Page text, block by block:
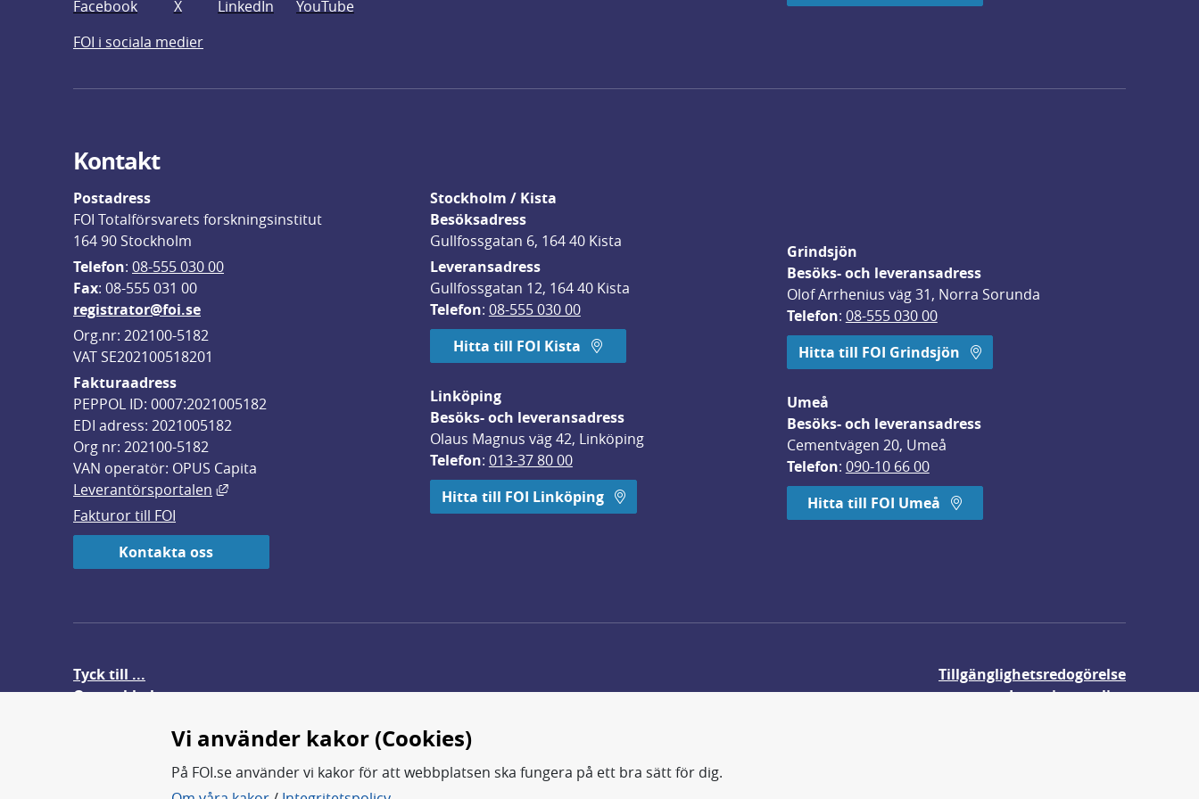
Facebook X LinkedIn
YouTube
FOI i sociala medier
Kontakt
Postadress
FOI Totalförsvarets forskningsinstitut
164 90 Stockholm
Telefon: 08-555 030 00
Fax: 08-555 031 00
registrator@foi.se
Org.nr: 202100-5182
VAT SE202100518201
Fakturaadress
PEPPOL ID: 0007:2021005182
EDI adress: 2021005182
Org nr: 202100-5182
VAN operatör: OPUS Capita
Leverantörsportalen
Länk till annan webbplats, öppnas i nytt fönster.
Fakturor till FOI
Kontakta oss
Stockholm / Kista
Besöksadress
Gullfossgatan 6, 164 40 Kista
Leveransadress
Gullfossgatan 12, 164 40 Kista
Telefon: 08-555 030 00
Hitta till FOI Kista
Linköping
Besöks- och leveransadress
Olaus Magnus väg 42, Linköping
Telefon: 013-37 80 00
Hitta till FOI Linköping
Grindsjön
Besöks- och leveransadress
Olof Arrhenius väg 31, Norra Sorunda
Telefon: 08-555 030 00
Hitta till FOI Grindsjön
Umeå
Besöks- och leveransadress
Cementvägen 20, Umeå
Telefon: 090-10 66 00
Hitta till FOI Umeå
Tyck till ...
Om webbplatsen
Tillgänglighetsredogörelse
Integritetspolicy
Vi använder kakor (Cookies)
På FOI.se använder vi kakor för att webbplatsen ska fungera på ett bra sätt för dig.